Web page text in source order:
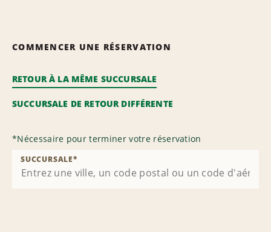
COMMENCER UNE RÉSERVATION
RETOUR À LA MÊME SUCCURSALE
SUCCURSALE DE RETOUR DIFFÉRENTE
*Nécessaire pour terminer votre réservation
SUCCURSALE*